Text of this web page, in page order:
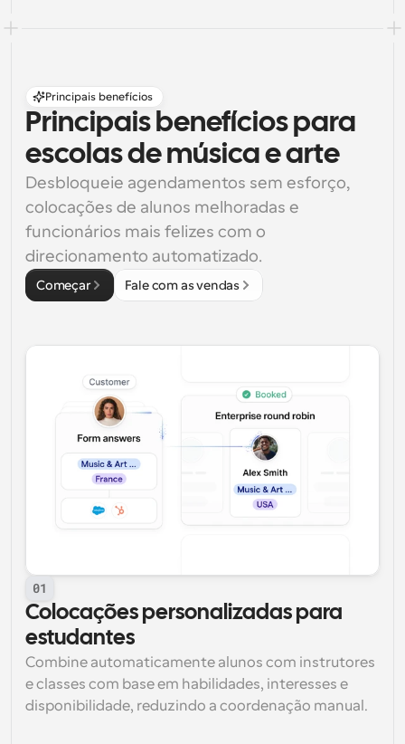
Principais benefícios
Principais benefícios para
escolas de música e arte
Desbloqueie agendamentos sem esforço,
colocações de alunos melhoradas e
funcionários mais felizes com o
direcionamento automatizado.
Começar Fale com as vendas
01
Colocações personalizadas para
estudantes
Combine automaticamente alunos com instrutores
e classes com base em habilidades, interesses e
disponibilidade, reduzindo a coordenação manual.